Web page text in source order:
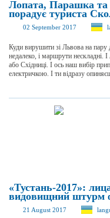
Лопата, Парашка
порадує туриста
02 September 2017
Куди вирушити зі Львова на
недалеко, і маршрути нескладні.
або Східниці. І ось наш вибір
електричкою. І ти відразу
«Тустань-2017»:
видовищний штурм
21 August 2017